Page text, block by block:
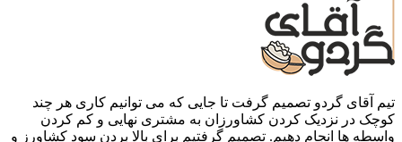
تیم آقای گردو تصمیم گرفت تا جایی که می توانیم کاری هر چند
کوچک در نزدیک کردن کشاورزان به مشتری نهایی و کم کردن
واسطه ها انجام دهیم. تصمیم گرفتیم برای بالا بردن سود کشاورز و